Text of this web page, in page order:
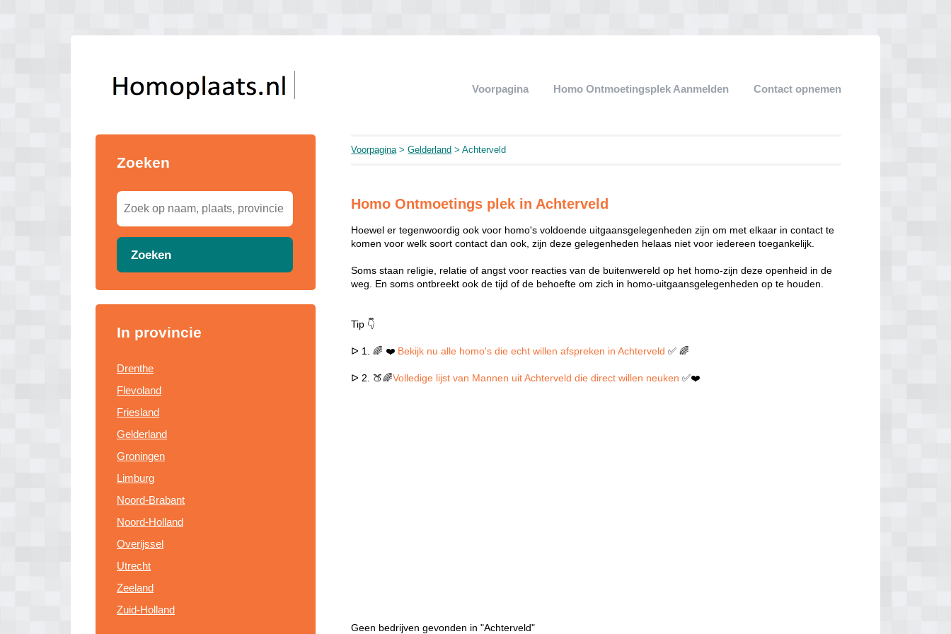
Voorpagina Homo Ontmoetingsplek Aanmelden Contact opnemen
Zoeken
Zoeken
In provincie
Drenthe
Flevoland
Friesland
Gelderland
Groningen
Limburg
Noord-Brabant
Noord-Holland
Overijssel
Utrecht
Zeeland
Zuid-Holland
Voorpagina>Gelderland > Achterveld
Homo Ontmoetings plek in Achterveld
Hoewel er tegenwoordig ook voor homo's voldoende uitgaansgelegenheden zijn om met elkaar in contact te
komen voor welk soort contact dan ook, zijn deze gelegenheden helaas niet voor iedereen toegankelijk.
Soms staan religie, relatie of angst voor reacties van de buitenwereld op het homo-zijn deze openheid in de
weg. En soms ontbreekt ook de tijd of de behoefte om zich in homo-uitgaansgelegenheden op te houden.
Tip 👇
ᐅ 1. 🌈 ❤️ Bekijk nu alle homo's die echt willen afspreken in Achterveld ✅ 🌈
ᐅ 2. 🍑🌈Volledige lijst van Mannen uit Achterveld die direct willen neuken✅❤️
Geen bedrijven gevonden in "Achterveld"